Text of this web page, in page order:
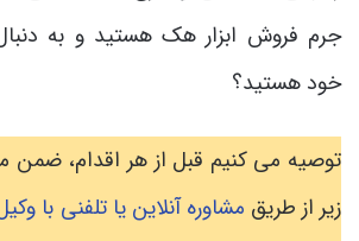
جرم فروش ابزار هک هستید و به
خود هستید؟
توصیه می کنیم قبل از هر اقدام، ضمن
زیر از طریق مشاوره آنلاین یا تلفنی با